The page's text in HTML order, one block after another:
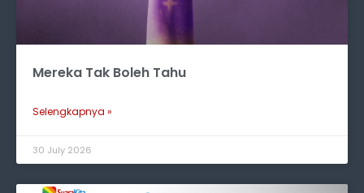
Mereka Tak Boleh Tahu
Selengkapnya »
30 July 2026